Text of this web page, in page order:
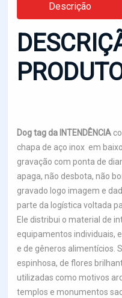
Descrição
Dog tag da INTENDÊNCIA
chapa de aço inox em
gravação com ponta de
apaga, não desbota, não
gravado logo imagem e
parte da logística voltada
Ele distribui o material de
equipamentos individuais,
e de gêneros alimentícios.
espinhosa, de flores
utilizadas como motivos
templos e monumentos